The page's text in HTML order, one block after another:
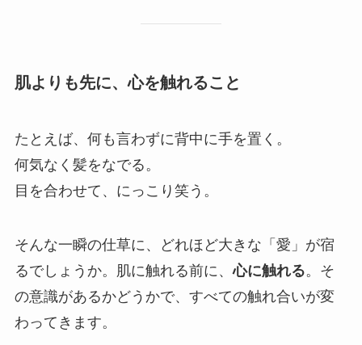
肌よりも先に、心を触れること
たとえば、何も言わずに背中に手を置く。
何気なく髪をなでる。
目を合わせて、にっこり笑う。
そんな一瞬の仕草に、どれほど大きな「愛」が宿
るでしょうか。肌に触れる前に、心に触れる。そ
の意識があるかどうかで、すべての触れ合いが変
わってきます。